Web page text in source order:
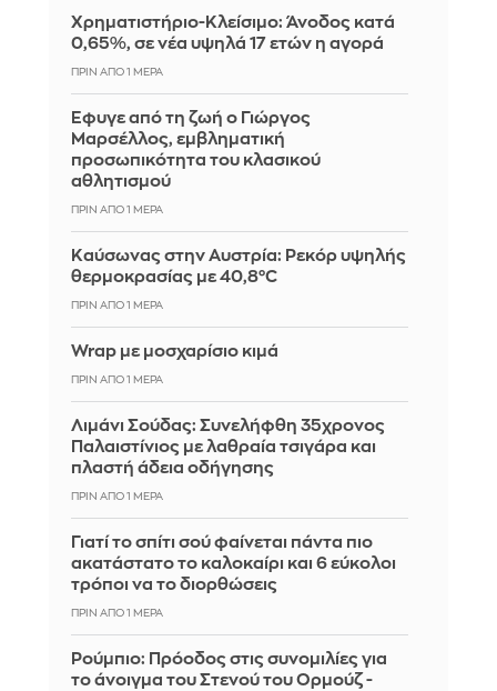
Χρηματιστήριο-Κλείσιμο: Άνοδος κατά
0,65%, σε νέα υψηλά 17 ετών η αγορά
ΠΡΙΝ ΑΠΌ 1 ΜΈΡΑ
Έφυγε από τη ζωή ο Γιώργος
Μαρσέλλος, εμβληματική
προσωπικότητα του κλασικού
αθλητισμού
ΠΡΙΝ ΑΠΌ 1 ΜΈΡΑ
Καύσωνας στην Αυστρία: Ρεκόρ υψηλής
θερμοκρασίας με 40,8°C
ΠΡΙΝ ΑΠΌ 1 ΜΈΡΑ
Wrap με μοσχαρίσιο κιμά
ΠΡΙΝ ΑΠΌ 1 ΜΈΡΑ
Λιμάνι Σούδας: Συνελήφθη 35χρονος
Παλαιστίνιος με λαθραία τσιγάρα και
πλαστή άδεια οδήγησης
ΠΡΙΝ ΑΠΌ 1 ΜΈΡΑ
Γιατί το σπίτι σού φαίνεται πάντα πιο
ακατάστατο το καλοκαίρι και 6 εύκολοι
τρόποι να το διορθώσεις
ΠΡΙΝ ΑΠΌ 1 ΜΈΡΑ
Ρούμπιο: Πρόοδος στις συνομιλίες για
το άνοιγμα του Στενού του Ορμούζ -